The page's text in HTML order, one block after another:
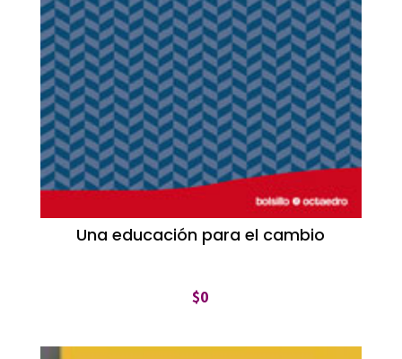
Una educación para el cambio
$0